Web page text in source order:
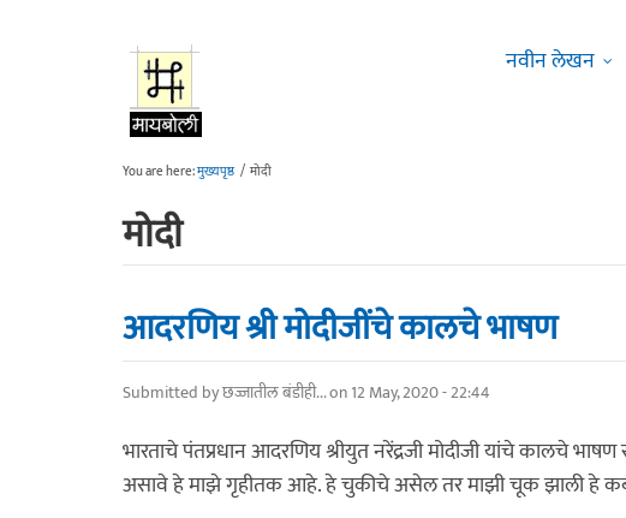
नवीन लेखन
You are here:मुख्यपृष्ठ / मोदी
मोदी
आदरणिय श्री मोदीजींचे कालचे भाषण
Submitted byछज्जातील बंडीही...on 12 May, 2020 - 22:44
भारताचे पंतप्रधान आदरणिय श्रीयुत नरेंद्रजी मोदीजी यांचे कालचे
असावे हे माझे गृहीतक आहे. हे चुकीचे असेल तर माझी चूक झाली हे